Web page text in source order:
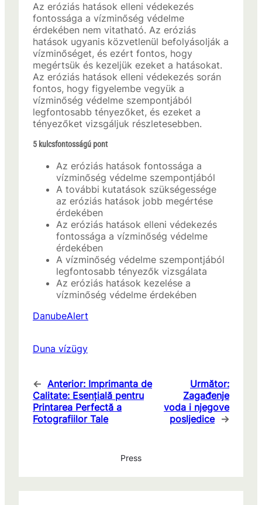
Az eróziás hatások elleni védekezés
fontossága a vízminőség védelme
érdekében nem vitatható. Az eróziás
hatások ugyanis közvetlenül befolyásolják a
vízminőséget, és ezért fontos, hogy
megértsük és kezeljük ezeket a hatásokat.
Az eróziás hatások elleni védekezés során
fontos, hogy figyelembe vegyük a
vízminőség védelme szempontjából
legfontosabb tényezőket, és ezeket a
tényezőket vizsgáljuk részletesebben.
5 kulcsfontosságú pont
Az eróziás hatások fontossága a
vízminőség védelme szempontjából
A további kutatások szükségessége
az eróziás hatások jobb megértése
érdekében
Az eróziás hatások elleni védekezés
fontossága a vízminőség védelme
érdekében
A vízminőség védelme szempontjából
legfontosabb tényezők vizsgálata
Az eróziás hatások kezelése a
vízminőség védelme érdekében
DanubeAlert
Duna vízügy
← Anterior: Imprimanta de
Calitate: Esențială pentru
Printarea Perfectă a
Fotografiilor Tale
Următor:
Zagađenje
voda i njegove
posljedice →
Press